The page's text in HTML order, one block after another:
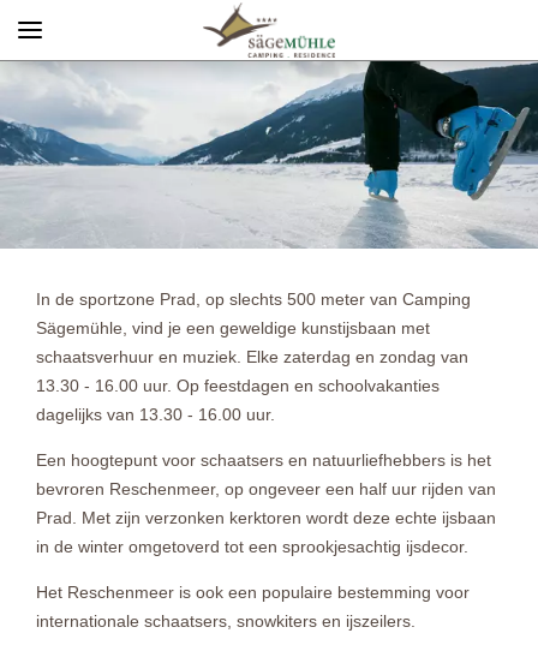
Menü
In de sportzone Prad, op slechts 500 meter van Camping
Sägemühle, vind je een geweldige kunstijsbaan met
schaatsverhuur en muziek. Elke zaterdag en zondag van
13.30 - 16.00 uur. Op feestdagen en schoolvakanties
dagelijks van 13.30 - 16.00 uur.
Een hoogtepunt voor schaatsers en natuurliefhebbers is het
bevroren Reschenmeer, op ongeveer een half uur rijden van
Prad. Met zijn verzonken kerktoren wordt deze echte ijsbaan
in de winter omgetoverd tot een sprookjesachtig ijsdecor.
Het Reschenmeer is ook een populaire bestemming voor
internationale schaatsers, snowkiters en ijszeilers.